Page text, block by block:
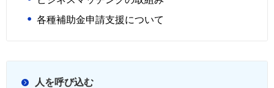
各種補助金申請支援について
人を呼び込む